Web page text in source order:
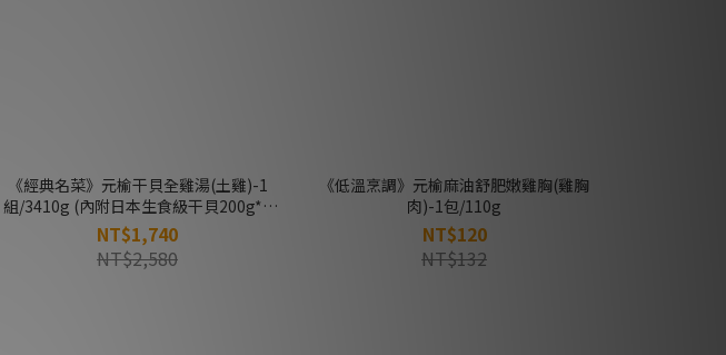
《經典名菜》元榆干貝全雞湯(土雞)-1
組/3410g (內附日本生食級干貝200g*1
包)
NT$1,740
NT$2,580
《低溫烹調》元榆麻油舒肥嫩雞胸(雞胸
肉)-1包/110g
NT$120
NT$132